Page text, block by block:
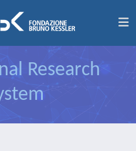
Research